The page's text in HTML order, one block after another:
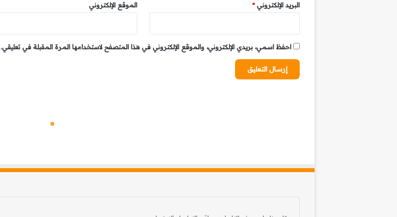
البريد الإلكتروني* الموقع الإلكتروني
احفظ اسمي، بريدي الإلكتروني، والموقع الإلكتروني في هذا المتصفح لاستخدامها المرة المقبلة في تعليقي.